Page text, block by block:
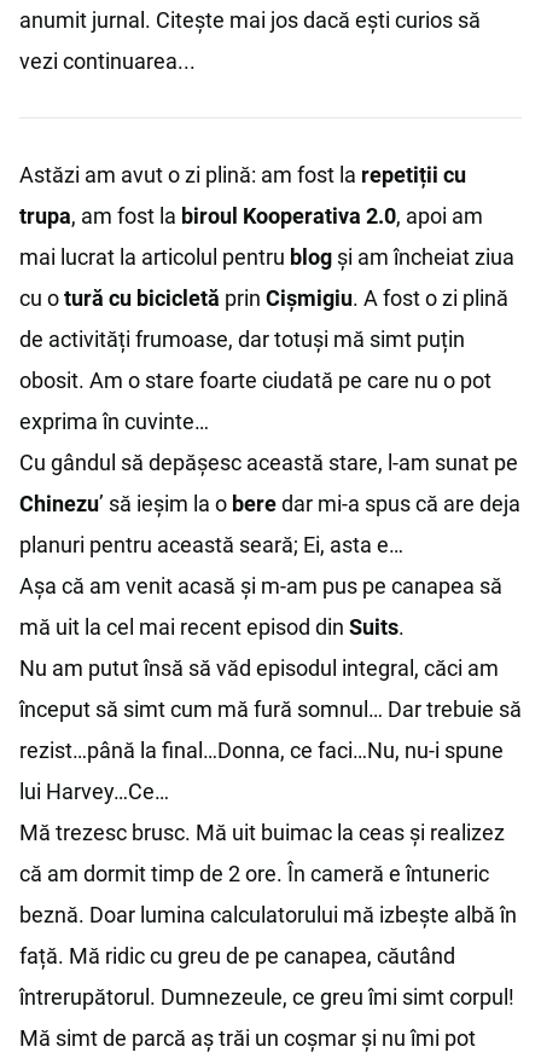
anumit jurnal. Citește mai jos dacă ești curios să
vezi continuarea...
Astăzi am avut o zi plină: am fost la repetiții cu
trupa, am fost la biroul Kooperativa 2.0, apoi am
mai lucrat la articolul pentru blog și am încheiat ziua
cu otură cu bicicletă prin Cișmigiu. A fost o zi plină
de activități frumoase, dar totuși mă simt puțin
obosit. Am o stare foarte ciudată pe care nu o pot
exprima în cuvinte…
Cu gândul să depășesc această stare, l-am sunat pe
Chinezu’ să ieșim la o beredar mi-a spus că are deja
planuri pentru această seară; Ei, asta e…
Așa că am venit acasă și m-am pus pe canapea să
mă uit la cel mai recent episod din Suits.
Nu am putut însă să văd episodul integral, căci am
început să simt cum mă fură somnul… Dar trebuie să
rezist…până la final…Donna, ce faci…Nu, nu-i spune
lui Harvey…Ce…
Mă trezesc brusc. Mă uit buimac la ceas și realizez
că am dormit timp de 2 ore. În cameră e întuneric
beznă. Doar lumina calculatorului mă izbește albă în
față. Mă ridic cu greu de pe canapea, căutând
întrerupătorul. Dumnezeule, ce greu îmi simt corpul!
Mă simt de parcă aș trăi un coșmar și nu îmi pot